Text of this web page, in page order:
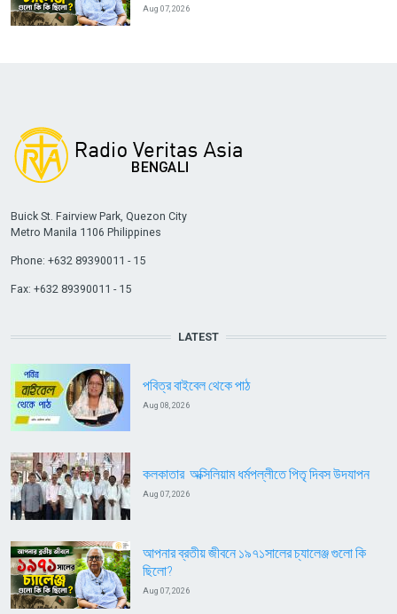
Aug 07, 2026
Buick St. Fairview Park, Quezon City
Metro Manila 1106 Philippines
Phone: +632 89390011 - 15
Fax: +632 89390011 - 15
LATEST
পবিত্র বাইবেল থেকে পাঠ
Aug 08, 2026
কলকাতার অক্সিলিয়াম ধর্মপল্লীতে পিতৃ দিবস উদযাপন
Aug 07, 2026
আপনার ব্রতীয় জীবনে ১৯৭১সালের চ্যালেঞ্জ গুলো কি
ছিলো?
Aug 07, 2026